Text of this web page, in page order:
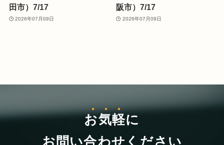
田市）7/17
2026年07月09日
阪市）7/17
2026年07月09日
お気軽に
お問い合わせください